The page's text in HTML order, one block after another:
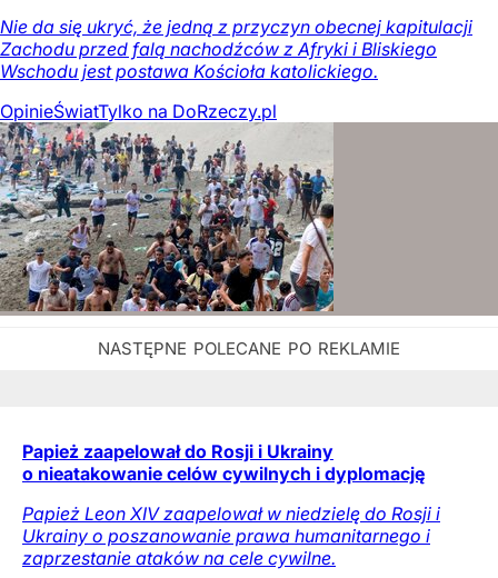
Nie da się ukryć, że jedną z przyczyn obecnej kapitulacji
Zachodu przed falą nachodźców z Afryki i Bliskiego
Wschodu jest postawa Kościoła katolickiego.
OpinieŚwiatTylko na DoRzeczy.pl
Papież zaapelował do Rosji i Ukrainy
o nieatakowanie celów cywilnych i dyplomację
Papież Leon XIV zaapelował w niedzielę do Rosji i
Ukrainy o poszanowanie prawa humanitarnego i
zaprzestanie ataków na cele cywilne.